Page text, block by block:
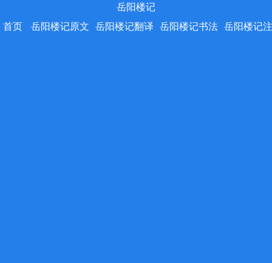
岳阳楼记
首页
岳阳楼记原文 岳阳楼记翻译 岳阳楼记书法 岳阳楼记